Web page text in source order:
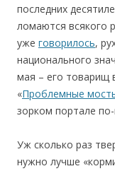
последних
ломаются всякого
уже говорилось,
национального
мая – его товарищ
«Проблемные
зорком портале
Уж сколько раз
нужно лучше